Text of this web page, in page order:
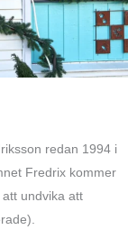
redan 1994 i
Fredrix kommer
undvika att